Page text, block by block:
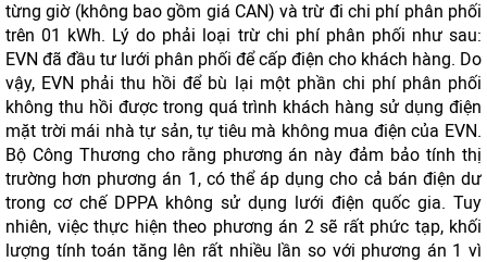
từng giờ (không bao gồm giá CAN) và trừ đi chi phí phân phối
trên 01 kWh. Lý do phải loại trừ chi phí phân phối như sau:
EVN đã đầu tư lưới phân phối để cấp điện cho khách hàng. Do
vậy, EVN phải thu hồi để bù lại một phần chi phí phân phối
không thu hồi được trong quá trình khách hàng sử dụng điện
mặt trời mái nhà tự sản, tự tiêu mà không mua điện của EVN.
Bộ Công Thương cho rằng phương án này đảm bảo tính thị
trường hơn phương án 1, có thể áp dụng cho cả bán điện dư
trong cơ chế DPPA không sử dụng lưới điện quốc gia. Tuy
nhiên, việc thực hiện theo phương án 2 sẽ rất phức tạp, khối
lượng tính toán tăng lên rất nhiều lần so với phương án 1 vì